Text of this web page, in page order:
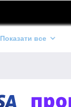
Показати все